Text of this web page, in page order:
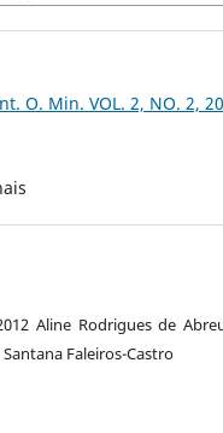
O. Min. VOL. 2, NO. 2,
Aline Rodrigues de
Faleiros-Castro